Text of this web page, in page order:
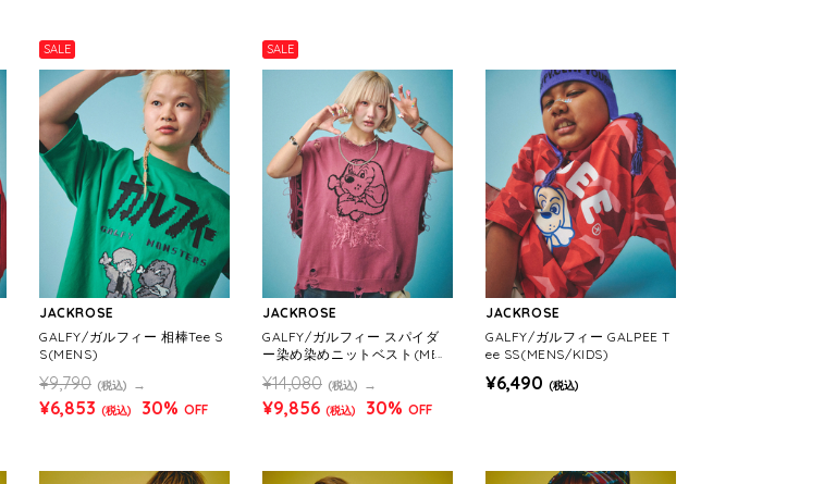
SALE
JACKROSE
GALFY/ガルフィー 相棒Tee S
S(MENS)
¥9,790 (税込)
¥6,853 (税込) 30% OFF
SALE
JACKROSE
GALFY/ガルフィー スパイダ
ー染め染めニットベスト(MEN
¥14,080 (税込)
¥9,856 (税込) 30% OFF
JACKROSE
GALFY/ガルフィー GALPEE T
ee SS(MENS/KIDS)
¥6,490 (税込)